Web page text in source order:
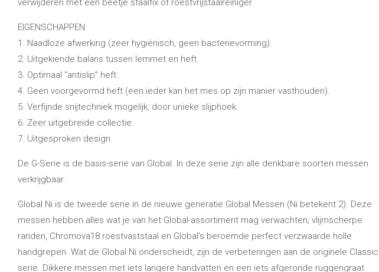
verwijderen met een beetje staalfix of roestvrijstaalreiniger.
EIGENSCHAPPEN:
1. Naadloze afwerking (zeer hygiënisch, geen bacterievorming).
2. Uitgekiende balans tussen lemmet en heft.
3. Optimaal “antislip” heft.
4. Geen voorgevormd heft (een ieder kan het mes op zijn manier vasthouden).
5. Verfijnde snijtechniek mogelijk, door unieke slijphoek.
6. Zeer uitgebreide collectie.
7. Uitgesproken design.
De G-Serie is de basis-serie van Global. In deze serie zijn alle denkbare soorten messen
verkrijgbaar.
Global Ni is de tweede serie in de nieuwe generatie Global Messen (Ni betekent 2). Deze
messen hebben alles wat je van het Global-assortiment mag verwachten; vlijmscherpe
randen, Chromova18 roestvaststaal en Global’s beroemde perfect verzwaarde holle
handgrepen. Wat de Global Ni onderscheidt, zijn de verbeteringen aan de originele Classic
serie. Dikkere messen met iets langere handvatten en een iets afgeronde ruggengraat